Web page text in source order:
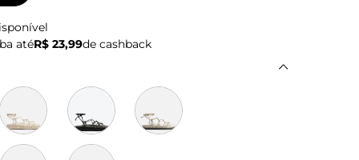
atéR$ 23,99de cashback